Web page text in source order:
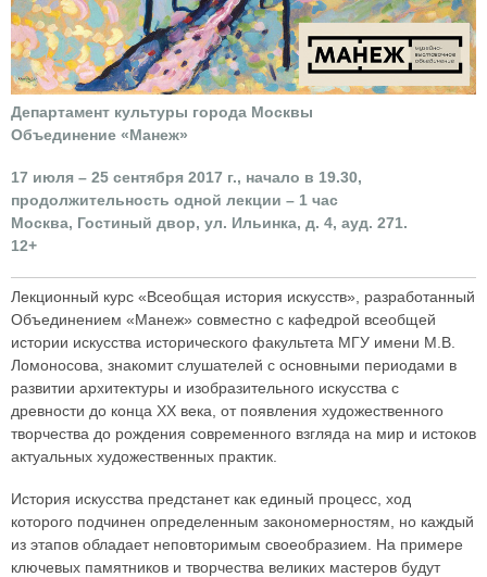
Департамент культуры города Москвы
Объединение «Манеж»
17 июля – 25 сентября 2017 г., начало в 19.30,
продолжительность одной лекции – 1 час
Москва, Гостиный двор, ул. Ильинка, д. 4, ауд. 271.
12+
Лекционный курс «Всеобщая история искусств», разработанный
Объединением «Манеж» совместно с кафедрой всеобщей
истории искусства исторического факультета МГУ имени М.В.
Ломоносова, знакомит слушателей с основными периодами в
развитии архитектуры и изобразительного искусства с
древности до конца XX века, от появления художественного
творчества до рождения современного взгляда на мир и истоков
актуальных художественных практик.
История искусства предстанет как единый процесс, ход
которого подчинен определенным закономерностям, но каждый
из этапов обладает неповторимым своеобразием. На примере
ключевых памятников и творчества великих мастеров будут